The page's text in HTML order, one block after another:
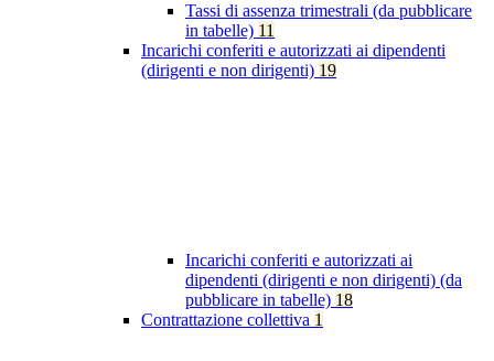
Tassi di assenza trimestrali (da pubblicare
in tabelle) 11
Incarichi conferiti e autorizzati ai dipendenti
(dirigenti e non dirigenti) 19
Incarichi conferiti e autorizzati ai
dipendenti (dirigenti e non dirigenti) (da
pubblicare in tabelle) 18
Contrattazione collettiva 1